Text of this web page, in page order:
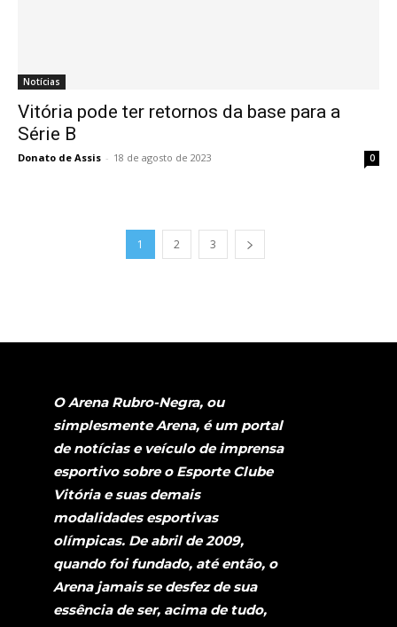
Notícias
Vitória pode ter retornos da base para a
Série B
Donato de Assis - 18 de agosto de 2023 0
1 2 3
O Arena Rubro-Negra, ou
simplesmente Arena, é um portal
de notícias e veículo de imprensa
esportivo sobre o Esporte Clube
Vitória e suas demais
modalidades esportivas
olímpicas. De abril de 2009,
quando foi fundado, até então, o
Arena jamais se desfez de sua
essência de ser, acima de tudo,